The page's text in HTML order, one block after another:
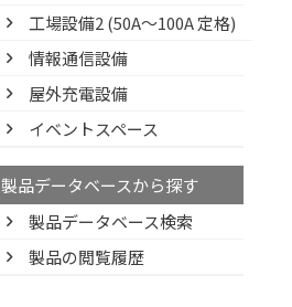
工場設備2 (50A〜100A 定格)
情報通信設備
屋外充電設備
イベントスペース
製品データベースから探す
製品データベース検索
製品の閲覧履歴